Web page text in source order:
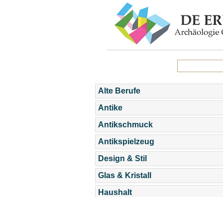
Alte Berufe
Antike
Antikschmuck
Antikspielzeug
Design & Stil
Glas & Kristall
Haushalt